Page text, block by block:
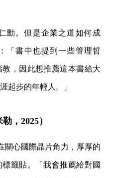
勳。但是企業之道如何成
「書中也提到一些管理哲
，因此想推薦這本書給大
起步的年輕人。」
，2025）
關心國際晶片角力，厚厚的
籤貼。「我會推薦給對國